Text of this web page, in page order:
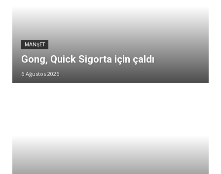
MANŞET
Gong, Quick Sigorta için çaldı
6 Ağustos 2026